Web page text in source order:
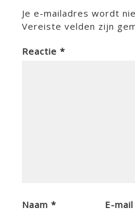
Je e-mailadres wordt
Vereiste velden zijn
Reactie*
Naam* E-mail